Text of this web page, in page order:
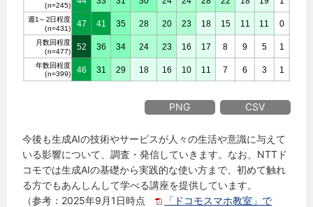
PNG CSV
今後も生成AIの技術やサービスが人々の生活や意識に与えて
いる影響について、調査・発信していきます。なお、NTTド
コモでは生成AIの基礎から実践的な使い方まで、初めて触れ
る方でもあんしんして学べる講座を提供しています。
（参考：2025年9月1日時点
「ドコモスマホ教室」で